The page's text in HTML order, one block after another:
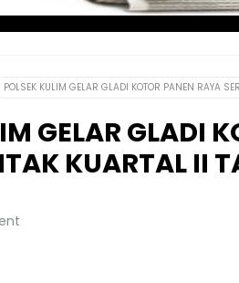
POLSEK KULIM GELAR GLADI KOTOR PANEN RAYA
GELAR GLADI
KUARTAL II